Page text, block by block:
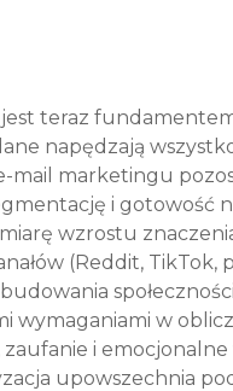
teraz
napędzają
mail marketingu
i gotowość
wzrostu
(Reddit, TikTok,
wymaganiami w
i
upowszechnia